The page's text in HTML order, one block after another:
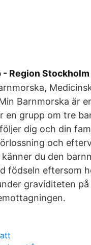
- Region Stockholm
Barnmorska är
en grupp om tre
dig och din
och
du den
födseln eftersom
graviditeten på